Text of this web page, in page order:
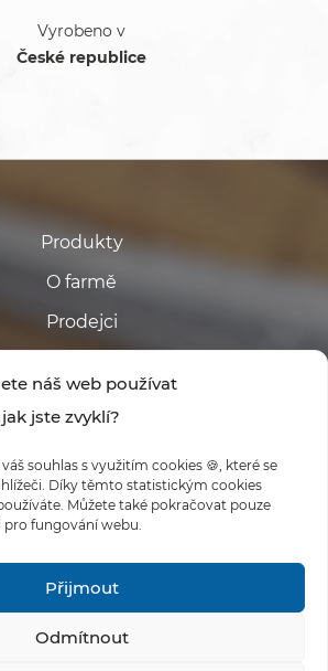
náš web používat
jste zvyklí?
souhlas s využitím cookies 🍪, které se
Díky těmto statistickým cookies
Můžete také pokračovat pouze
fungování webu.
Přijmout
Odmítnout
Vyrobeno v
České republice
Produkty
O farmě
Prodejci
#FARMABABINA